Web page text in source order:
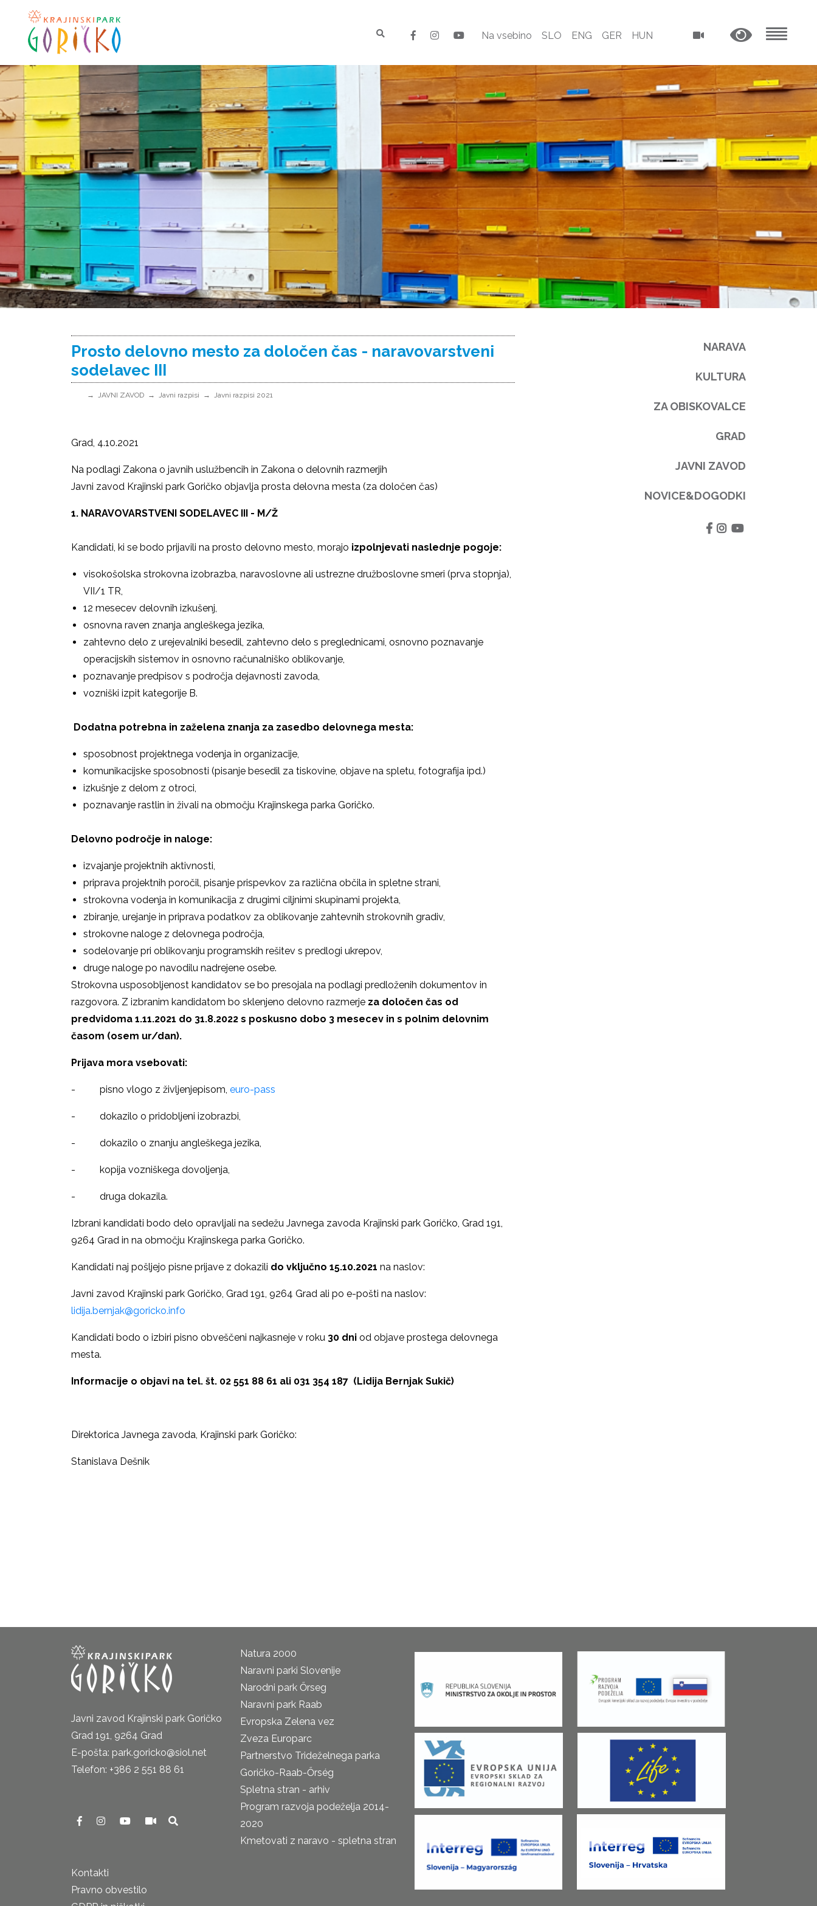
Na vsebino SLO ENG GER HUN
Prosto delovno mesto za določen čas - naravovarstveni
sodelavec III
JAVNI ZAVOD Javni razpisi Javni razpisi 2021
Grad, 4.10.2021
Na podlagi Zakona o javnih uslužbencih in Zakona o delovnih razmerjih
Javni zavod Krajinski park Goričko objavlja prosta delovna mesta (za določen čas)
1. NARAVOVARSTVENI SODELAVEC III - M/Ž
Kandidati, ki se bodo prijavili na prosto delovno mesto, morajo izpolnjevati naslednje pogoje:
visokošolska strokovna izobrazba, naravoslovne ali ustrezne družboslovne smeri (prva stopnja),
VII/1 TR,
12 mesecev delovnih izkušenj,
osnovna raven znanja angleškega jezika,
zahtevno delo z urejevalniki besedil, zahtevno delo s preglednicami, osnovno poznavanje
operacijskih sistemov in osnovno računalniško oblikovanje,
poznavanje predpisov s področja dejavnosti zavoda,
vozniški izpit kategorije B.
Dodatna potrebna in zaželena znanja za zasedbo delovnega mesta:
sposobnost projektnega vodenja in organizacije,
komunikacijske sposobnosti (pisanje besedil za tiskovine, objave na spletu, fotografija ipd.)
izkušnje z delom z otroci,
poznavanje rastlin in živali na območju Krajinskega parka Goričko.
Delovno področje in naloge:
izvajanje projektnih aktivnosti,
priprava projektnih poročil, pisanje prispevkov za različna občila in spletne strani,
strokovna vodenja in komunikacija z drugimi ciljnimi skupinami projekta,
zbiranje, urejanje in priprava podatkov za oblikovanje zahtevnih strokovnih gradiv,
strokovne naloge z delovnega področja,
sodelovanje pri oblikovanju programskih rešitev s predlogi ukrepov,
druge naloge po navodilu nadrejene osebe.
Strokovna usposobljenost kandidatov se bo presojala na podlagi predloženih dokumentov in
razgovora. Z izbranim kandidatom bo sklenjeno delovno razmerje za določen čas od
predvidoma 1.11.2021 do 31.8.2022 s poskusno dobo 3 mesecev in s polnim delovnim
časom (osem ur/dan).
Prijava mora vsebovati:
- pisno vlogo z življenjepisom, euro-pass
- dokazilo o pridobljeni izobrazbi,
- dokazilo o znanju angleškega jezika,
- kopija vozniškega dovoljenja,
- druga dokazila.
Izbrani kandidati bodo delo opravljali na sedežu Javnega zavoda Krajinski park Goričko, Grad 191,
9264 Grad in na območju Krajinskega parka Goričko.
Kandidati naj pošljejo pisne prijave z dokazili do vključno 15.10.2021 na naslov:
Javni zavod Krajinski park Goričko, Grad 191, 9264 Grad ali po e-pošti na naslov:
lidija.bernjak@goricko.info
Kandidati bodo o izbiri pisno obveščeni najkasneje v roku 30 dni od objave prostega delovnega
mesta.
Informacije o objavi na tel. št. 02 551 88 61 ali 031 354 187 (Lidija Bernjak Sukič)
Direktorica Javnega zavoda, Krajinski park Goričko:
Stanislava Dešnik
NARAVA
KULTURA
ZA OBISKOVALCE
GRAD
JAVNI ZAVOD
NOVICE&DOGODKI
Javni zavod Krajinski park Goričko
Grad 191, 9264 Grad
E-pošta: park.goricko@siol.net
Telefon: +386 2 551 88 61
Kontakti
Pravno obvestilo
Natura 2000
Naravni parki Slovenije
Narodni park Őrseg
Naravni park Raab
Evropska Zelena vez
Zveza Europarc
Partnerstvo Trideželnega parka
Goričko-Raab-Őrség
Spletna stran - arhiv
Program razvoja podeželja 2014-
2020
Kmetovati z naravo - spletna stran